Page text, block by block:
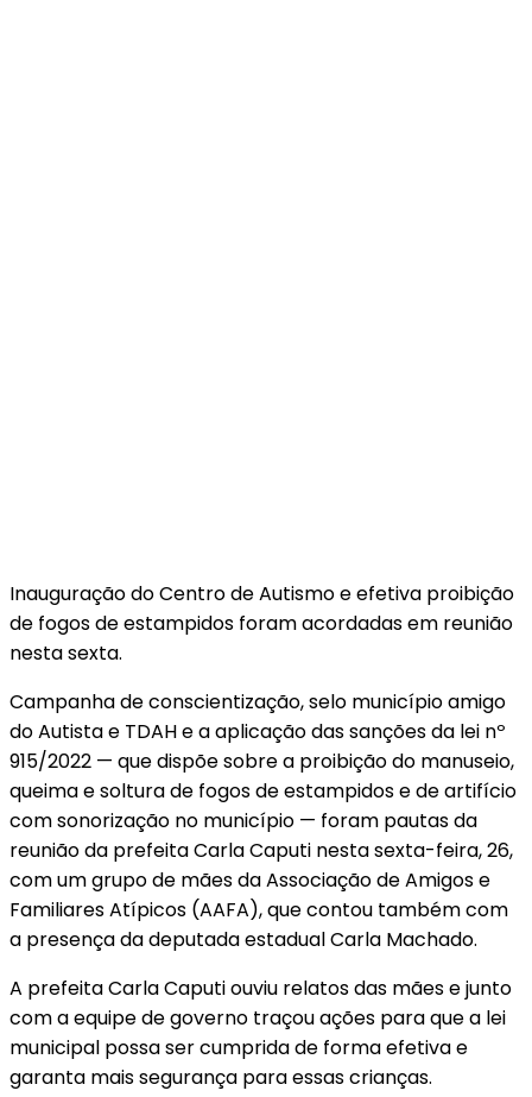
Inauguração do Centro de Autismo e efetiva proibição
de fogos de estampidos foram acordadas em reunião
nesta sexta.
Campanha de conscientização, selo município amigo
do Autista e TDAH e a aplicação das sanções da lei nº
915/2022 — que dispõe sobre a proibição do manuseio,
queima e soltura de fogos de estampidos e de artifício
com sonorização no município — foram pautas da
reunião da prefeita Carla Caputi nesta sexta-feira, 26,
com um grupo de mães da Associação de Amigos e
Familiares Atípicos (AAFA), que contou também com
a presença da deputada estadual Carla Machado.
A prefeita Carla Caputi ouviu relatos das mães e junto
com a equipe de governo traçou ações para que a lei
municipal possa ser cumprida de forma efetiva e
garanta mais segurança para essas crianças.